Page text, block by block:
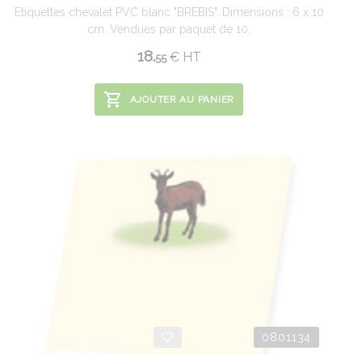
Etiquettes chevalet PVC blanc "BREBIS". Dimensions : 6 x 10
cm. Vendues par paquet de 10.
18.55 €HT
AJOUTER AU PANIER
0801134